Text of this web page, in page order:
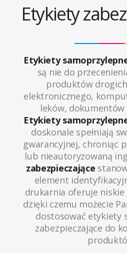
Etykiety
Etykiety
są nie do
produktów
elektronicznego,
leków, dokumentów
Etykiety
doskonale spełniają
gwarancyjnej, chroniąc
lub nieautoryzowaną
zabezpieczające
element
drukarnia oferuje niskie
dzięki czemu możecie
dostosować etykiety
zabezpieczające do